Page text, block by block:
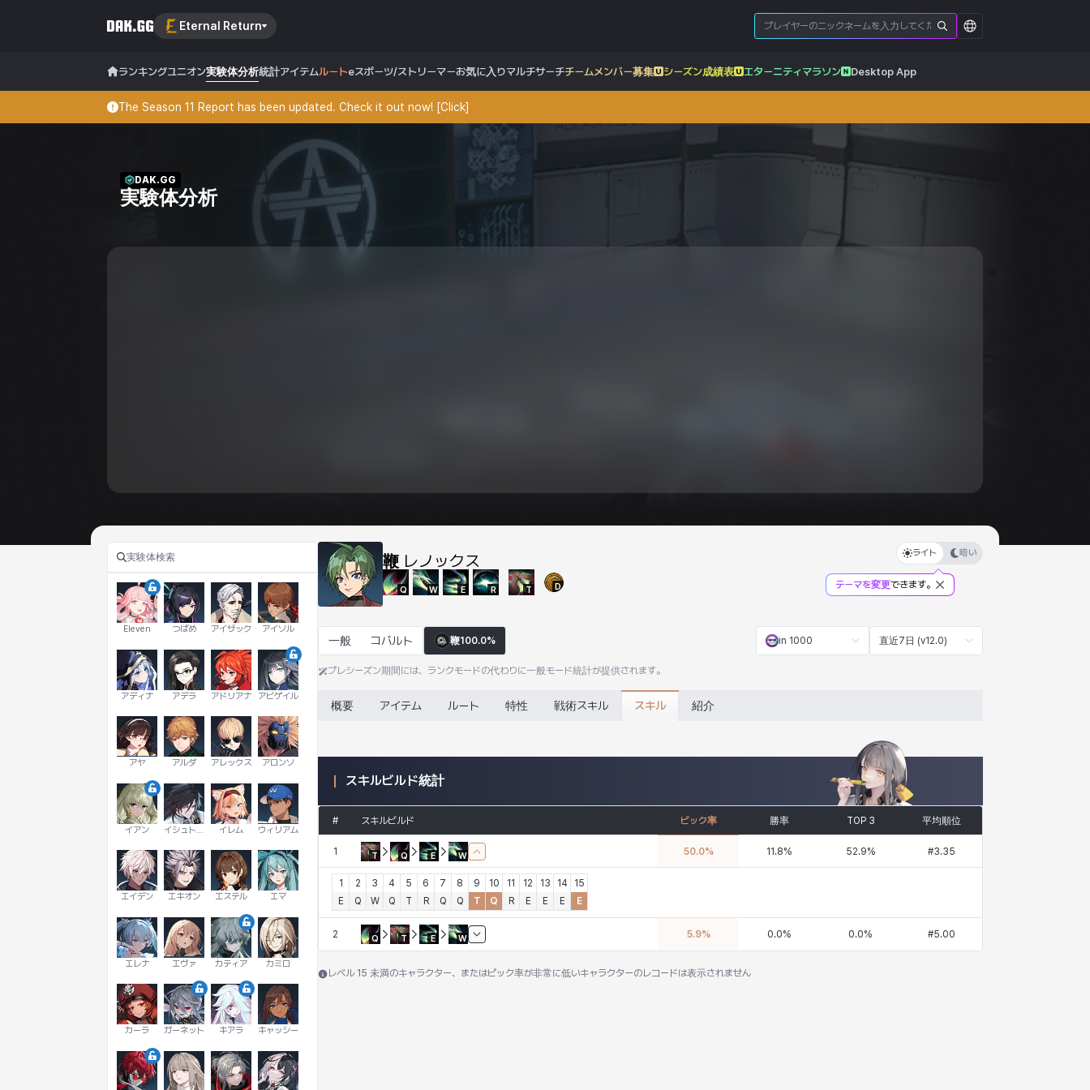
Eternal Return
ランキングユニオン実験体分析統計アイテムルートeスポーツ/ストリーマーお気に入りマルチサーチチームメンバー募集 シーズン成績表 エターニティマラソン Desktop App
The Season 11 Report has been updated. Check it out now! [Click]
DAK.GG
実験体分析
Eleven つばめ アイザック アイソル
アディナ アデラ アドリアナ アビゲイル
アヤ アルダ アレックス アロンソ
イアン イレム ウィリアム
エイデン エキオン エステル エマ
エレナ エヴァ カティア カミロ
カーラ ガーネット キアラ キャッシー
鞭 レノックス
Q W E R T D
ライト 暗い
テーマを変更できます。
一般 コバルト 鞭100.0% in 1000 直近7日 (v12.0)
プレシーズン期間には、ランクモードの代わりに一般モード統計が提供されます。
概要 アイテム ルート 特性 戦術スキル スキル 紹介
スキルビルド統計
# スキルビルド ピック率 勝率 TOP 3 平均順位
1 T Q E W 50.0% 11.8% 52.9% #3.35
1
E
2
Q
3
W
4
Q
5
T
6
R
7
Q
8
Q
9
T
10
Q
11
R
12
E
13
E
14
E
15
E
2 Q T E W 5.9% 0.0% 0.0% #5.00
レベル 15 未満のキャラクター、またはピック率が非常に低いキャラクターのレコードは表示されません